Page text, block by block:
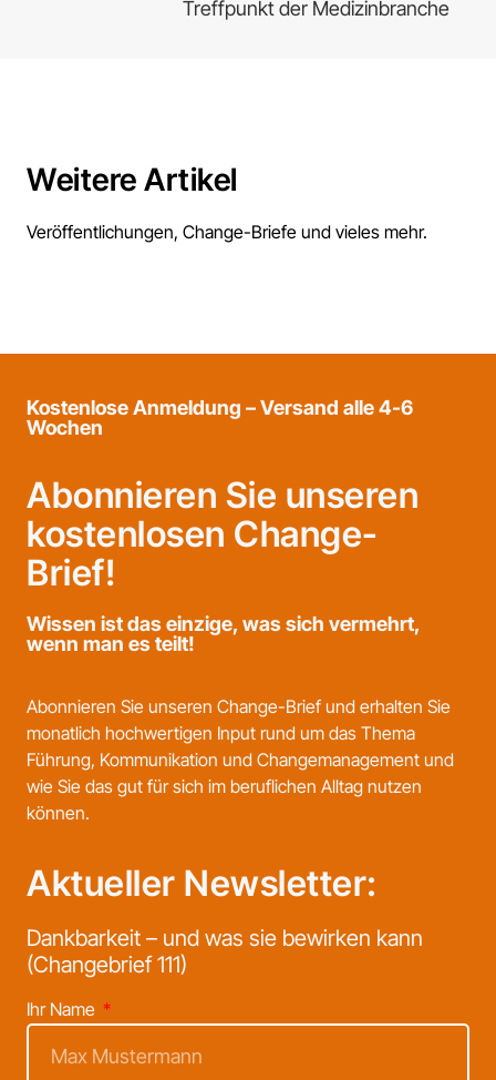
Treffpunkt der Medizinbranche
Weitere Artikel
Veröffentlichungen, Change-Briefe und vieles mehr.
Kostenlose Anmeldung – Versand alle 4-6
Wochen
Abonnieren Sie unseren
kostenlosen Change-
Brief!
Wissen ist das einzige, was sich vermehrt,
wenn man es teilt!
Abonnieren Sie unseren Change-Brief und erhalten Sie
monatlich hochwertigen Input rund um das Thema
Führung, Kommunikation und Changemanagement und
wie Sie das gut für sich im beruflichen Alltag nutzen
können.
Aktueller Newsletter:
Dankbarkeit – und was sie bewirken kann
(Changebrief 111)
Ihr Name